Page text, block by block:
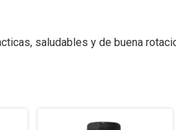
saludables y de buena